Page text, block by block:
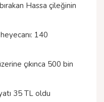
Hassa çileğinin
140
çıkınca 500 bin
35 TL oldu